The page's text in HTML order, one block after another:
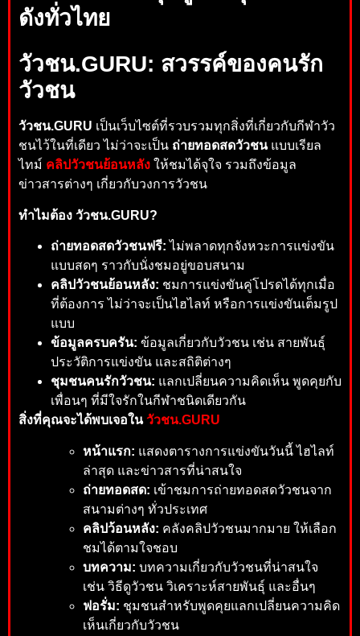
ดังทั่วไทย
วัวชน.GURU: สวรรค์ของคนรัก
วัวชน
วัวชน.GURU เป็นเว็บไซต์ที่รวบรวมทุกสิ่งที่เกี่ยวกับกีฬาวัว
ชนไว้ในที่เดียว ไม่ว่าจะเป็น ถ่ายทอดสดวัวชนแบบเรียล
ไทม์ คลิปวัวชนย้อนหลัง ให้ชมได้จุใจ รวมถึงข้อมูล
ข่าวสารต่างๆ เกี่ยวกับวงการวัวชน
ทำไมต้อง วัวชน.GURU?
ถ่ายทอดสดวัวชนฟรี: ไม่พลาดทุกจังหวะการแข่งขัน
แบบสดๆ ราวกับนั่งชมอยู่ขอบสนาม
คลิปวัวชนย้อนหลัง: ชมการแข่งขันคู่โปรดได้ทุกเมื่อ
ที่ต้องการ ไม่ว่าจะเป็นไฮไลท์ หรือการแข่งขันเต็มรูป
แบบ
ข้อมูลครบครัน: ข้อมูลเกี่ยวกับวัวชน เช่น สายพันธุ์
ประวัติการแข่งขัน และสถิติต่างๆ
ชุมชนคนรักวัวชน: แลกเปลี่ยนความคิดเห็น พูดคุยกับ
เพื่อนๆ ที่มีใจรักในกีฬาชนิดเดียวกัน
สิ่งที่คุณจะได้พบเจอในวัวชน.GURU
หน้าแรก: แสดงตารางการแข่งขันวันนี้ ไฮไลท์
ล่าสุด และข่าวสารที่น่าสนใจ
ถ่ายทอดสด: เข้าชมการถ่ายทอดสดวัวชนจาก
สนามต่างๆ ทั่วประเทศ
คลิปว้อนหลัง: คลังคลิปวัวชนมากมาย ให้เลือก
ชมได้ตามใจชอบ
บทความ: บทความเกี่ยวกับวัวชนที่น่าสนใจ
เช่น วิธีดูวัวชน วิเคราะห์สายพันธุ์ และอื่นๆ
ฟอรั่ม: ชุมชนสำหรับพูดคุยแลกเปลี่ยนความคิด
เห็นเกี่ยวกับวัวชน